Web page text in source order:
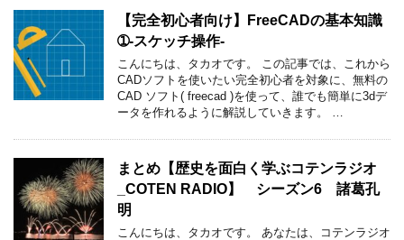
【完全初心者向け】FreeCADの基本知識
➀-スケッチ操作-
こんにちは、タカオです。 この記事では、これから
CADソフトを使いたい完全初心者を対象に、無料の
CAD ソフト( freecad )を使って、誰でも簡単に3dデ
ータを作れるように解説していきます。 …
まとめ【歴史を面白く学ぶコテンラジオ
_COTEN RADIO】 シーズン6 諸葛孔
明
こんにちは、タカオです。 あなたは、コテンラジオ